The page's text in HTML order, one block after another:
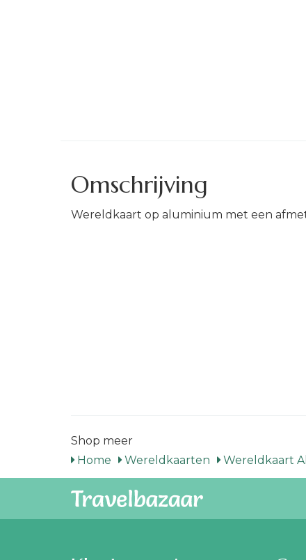
Omschrijving
Wereldkaart op aluminium met een
Shop meer
Home
Wereldkaarten Wereldkaart